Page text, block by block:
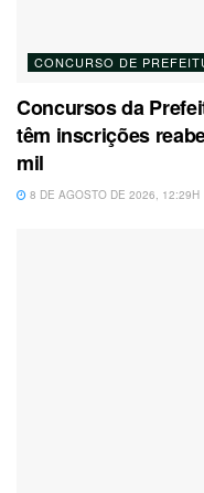
CONCURSO DE
Concursos da
têm inscrições
mil
8 DE AGOSTO DE 2026, 12:29H